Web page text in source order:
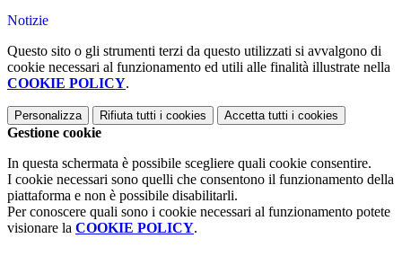
Notizie
Questo sito o gli strumenti terzi da questo utilizzati si avvalgono di
cookie necessari al funzionamento ed utili alle finalità illustrate nella
COOKIE POLICY.
Personalizza Rifiuta tutti i cookies Accetta tutti i cookies
Gestione cookie
In questa schermata è possibile scegliere quali cookie consentire.
I cookie necessari sono quelli che consentono il funzionamento della
piattaforma e non è possibile disabilitarli.
Per conoscere quali sono i cookie necessari al funzionamento potete
visionare la COOKIE POLICY.